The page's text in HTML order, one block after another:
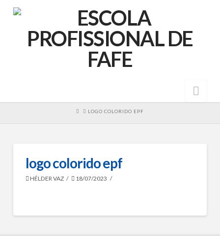
HOMELOGO COLORIDO EPF
logo colorido epf
HÉLDER VAZ 18/07/2023